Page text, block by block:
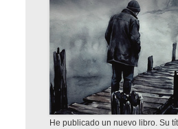
He publicado un nuevo libro. Su